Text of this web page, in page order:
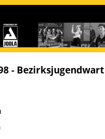
- Bezirksjugendwart